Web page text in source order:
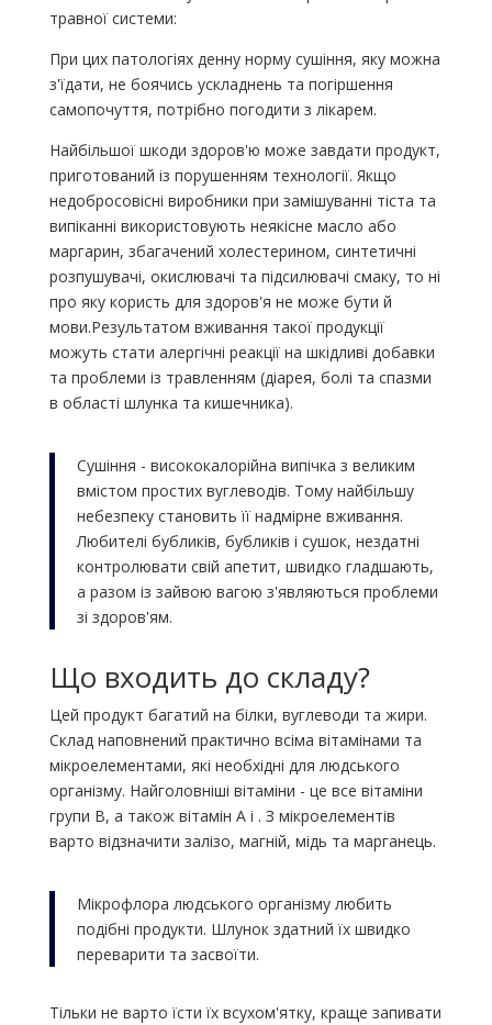
травної системи:
При цих патологіях денну норму сушіння, яку можна
з'їдати, не боячись ускладнень та погіршення
самопочуття, потрібно погодити з лікарем.
Найбільшої шкоди здоров'ю може завдати продукт,
приготований із порушенням технології. Якщо
недобросовісні виробники при замішуванні тіста та
випіканні використовують неякісне масло або
маргарин, збагачений холестерином, синтетичні
розпушувачі, окислювачі та підсилювачі смаку, то ні
про яку користь для здоров'я не може бути й
мови.Результатом вживання такої продукції
можуть стати алергічні реакції на шкідливі добавки
та проблеми із травленням (діарея, болі та спазми
в області шлунка та кишечника).
Сушіння - висококалорійна випічка з великим
вмістом простих вуглеводів. Тому найбільшу
небезпеку становить її надмірне вживання.
Любителі бубликів, бубликів і сушок, нездатні
контролювати свій апетит, швидко гладшають,
а разом із зайвою вагою з'являються проблеми
зі здоров'ям.
Що входить до складу?
Цей продукт багатий на білки, вуглеводи та жири.
Склад наповнений практично всіма вітамінами та
мікроелементами, які необхідні для людського
організму. Найголовніші вітаміни - це все вітаміни
групи В, а також вітамін А і . З мікроелементів
варто відзначити залізо, магній, мідь та марганець.
Мікрофлора людського організму любить
подібні продукти. Шлунок здатний їх швидко
переварити та засвоїти.
Тільки не варто їсти їх всухом'ятку, краще запивати